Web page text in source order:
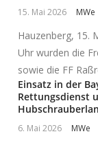
15. Mai 2026 MWe
Hauzenberg, 15.
Uhr wurden die
sowie die FF
Einsatz in der
Rettungsdienst
6. Mai 2026 MWe